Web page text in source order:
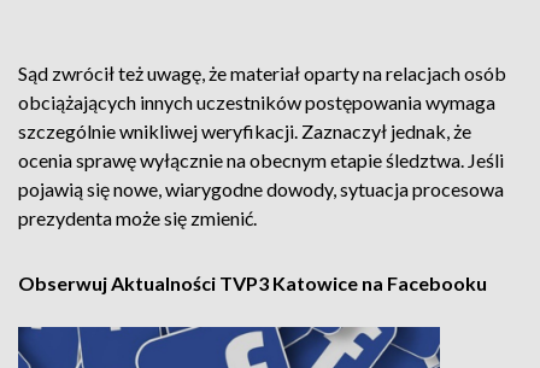
Sąd zwrócił też uwagę, że materiał oparty na relacjach osób
obciążających innych uczestników postępowania wymaga
szczególnie wnikliwej weryfikacji. Zaznaczył jednak, że
ocenia sprawę wyłącznie na obecnym etapie śledztwa. Jeśli
pojawią się nowe, wiarygodne dowody, sytuacja procesowa
prezydenta może się zmienić.
Obserwuj Aktualności TVP3 Katowice na Facebooku